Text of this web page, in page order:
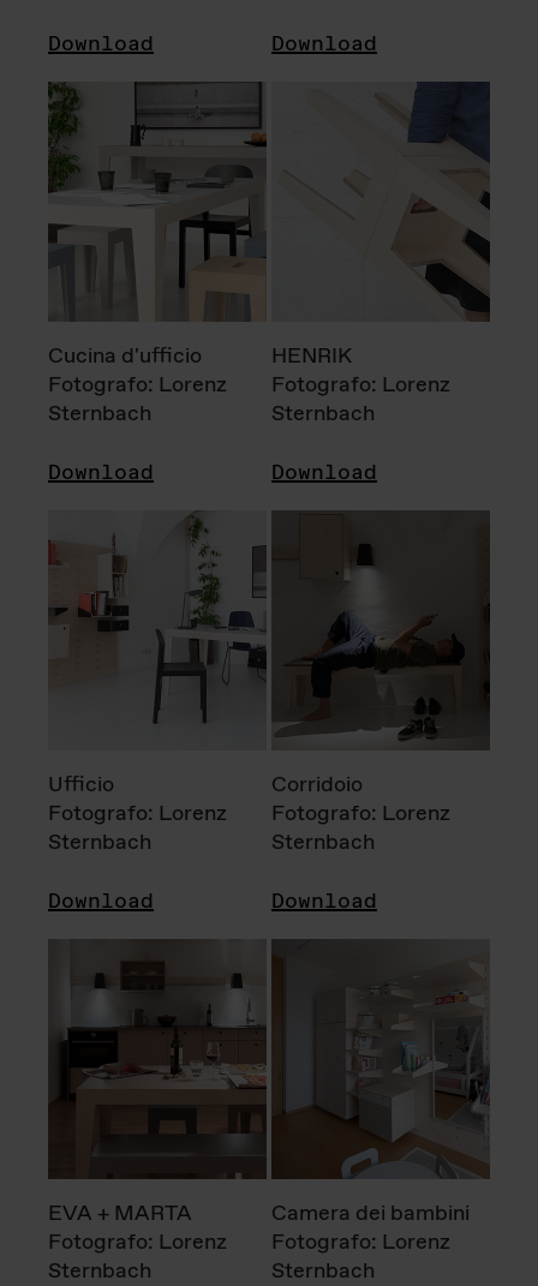
Download Download
Cucina d'ufficio
Fotografo: Lorenz
Sternbach
Download
HENRIK
Fotografo: Lorenz
Sternbach
Download
Ufficio
Fotografo: Lorenz
Sternbach
Download
Corridoio
Fotografo: Lorenz
Sternbach
Download
EVA + MARTA
Fotografo: Lorenz
Sternbach
Camera dei bambini
Fotografo: Lorenz
Sternbach